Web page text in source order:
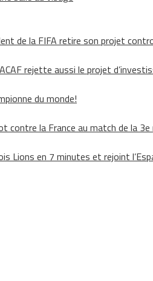
de la FIFA retire son projet
rejette aussi le projet
du monde!
contre la France au match de la 3e
Lions en 7 minutes et rejoint